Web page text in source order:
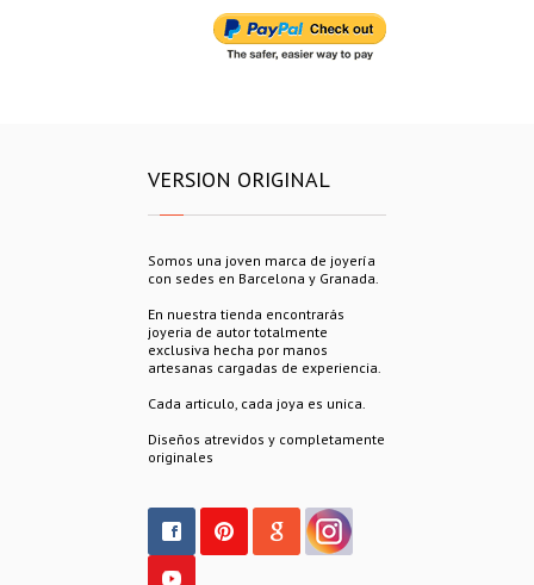
VERSION ORIGINAL
Somos una joven marca de joyería
con sedes en Barcelona y Granada.
En nuestra tienda encontrarás
joyeria de autor totalmente
exclusiva hecha por manos
artesanas cargadas de experiencia.
Cada articulo, cada joya es unica.
Diseños atrevidos y completamente
originales